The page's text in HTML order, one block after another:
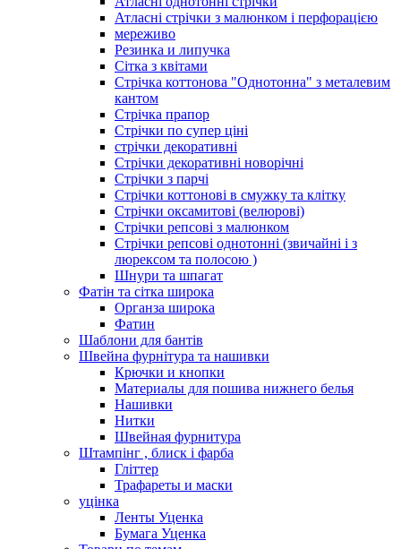
Атласні стрічки з малюнком і перфорацією
мереживо
Резинка и липучка
Сітка з квітами
Стрічка коттонова "Однотонна" з металевим
кантом
Стрічка прапор
Стрічки по супер ціні
стрічки декоративні
Стрічки декоративні новорічні
Стрічки з парчі
Стрічки коттонові в смужку та клітку
Стрічки оксамитові (велюрові)
Стрічки репсові з малюнком
Стрічки репсові однотонні (звичайні і з
люрексом та полосою )
Шнури та шпагат
Фатін та сітка широка
Органза широка
Фатин
Шаблони для бантів
Швейна фурнітура та нашивки
Крючки и кнопки
Материалы для пошива нижнего белья
Нашивки
Нитки
Швейная фурнитура
Штампінг , блиск і фарба
Гліттер
Трафареты и маски
уцінка
Ленты Уценка
Бумага Уценка